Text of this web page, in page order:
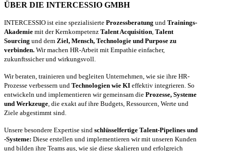
ÜBER DIE INTERCESSIO GMBH
INTERCESSIO ist eine spezialisierte Prozessberatung und Trainings-
Akademie mit der Kernkompetenz Talent Acquisition, Talent
Sourcing und dem Ziel, Mensch, Technologie und Purpose zu
verbinden. Wir machen HR-Arbeit mit Empathie einfacher,
zukunftssicher und wirkungsvoll.
Wir beraten, trainieren und begleiten Unternehmen, wie sie ihre HR-
Prozesse verbessern und Technologien wie KI effektiv integrieren. So
entwickeln und implementieren wir gemeinsam die Prozesse, Systeme
und Werkzeuge, die exakt auf ihre Budgets, Ressourcen, Werte und
Ziele abgestimmt sind.
Unsere besondere Expertise sind schlüsselfertige Talent-Pipelines und
-Systeme: Diese erstellen und implementieren wir mit unseren Kunden
und bilden ihre Teams aus, wie sie diese skalieren und erfolgreich